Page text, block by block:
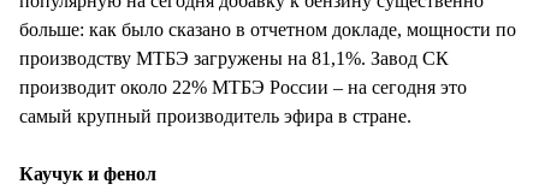
больше: как было сказано в отчетном докладе, мощности по
производству МТБЭ загружены на 81,1%. Завод СК
производит около 22% МТБЭ России – на сегодня это
самый крупный производитель эфира в стране.
Каучук и фенол